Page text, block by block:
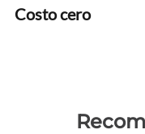
Costo cero